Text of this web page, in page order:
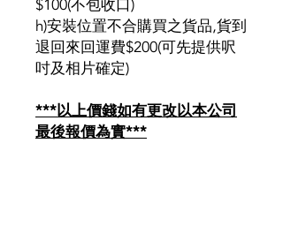
$100(不包收口)
h)安裝位置不合購買之貨品,貨到
退回來回運費$200(可先提供呎
吋及相片確定)
***以上價錢如有更改以本公司
最後報價為實***